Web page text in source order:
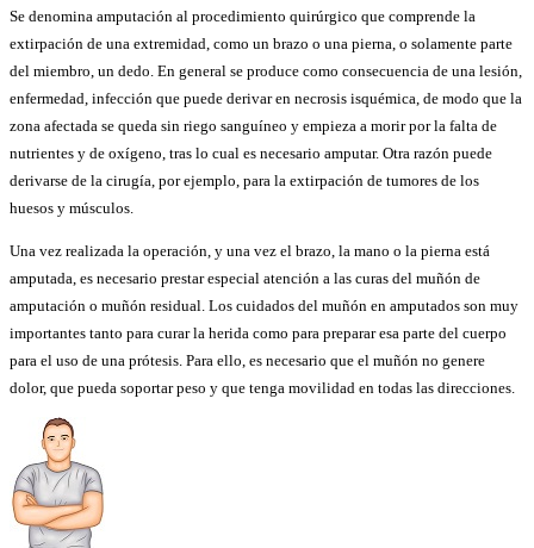
Se denomina amputación al procedimiento quirúrgico que comprende la
extirpación de una extremidad, como un brazo o una pierna, o solamente parte
del miembro, un dedo. En general se produce como consecuencia de una lesión,
enfermedad, infección que puede derivar en necrosis isquémica, de modo que la
zona afectada se queda sin riego sanguíneo y empieza a morir por la falta de
nutrientes y de oxígeno, tras lo cual es necesario amputar. Otra razón puede
derivarse de la cirugía, por ejemplo, para la extirpación de tumores de los
huesos y músculos.
Una vez realizada la operación, y una vez el brazo, la mano o la pierna está
amputada, es necesario prestar especial atención a las curas del muñón de
amputación o muñón residual. Los cuidados del muñón en amputados son muy
importantes tanto para curar la herida como para preparar esa parte del cuerpo
para el uso de una prótesis. Para ello, es necesario que el muñón no genere
dolor, que pueda soportar peso y que tenga movilidad en todas las direcciones.